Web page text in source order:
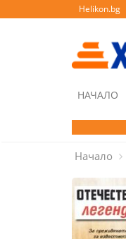
Helikon.bg
НАЧАЛО
Начало